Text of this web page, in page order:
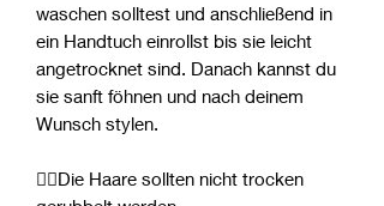
waschen solltest und anschließend in
ein Handtuch einrollst bis sie leicht
angetrocknet sind. Danach kannst du
sie sanft föhnen und nach deinem
Wunsch stylen.
👎🏻Die Haare sollten nicht trocken